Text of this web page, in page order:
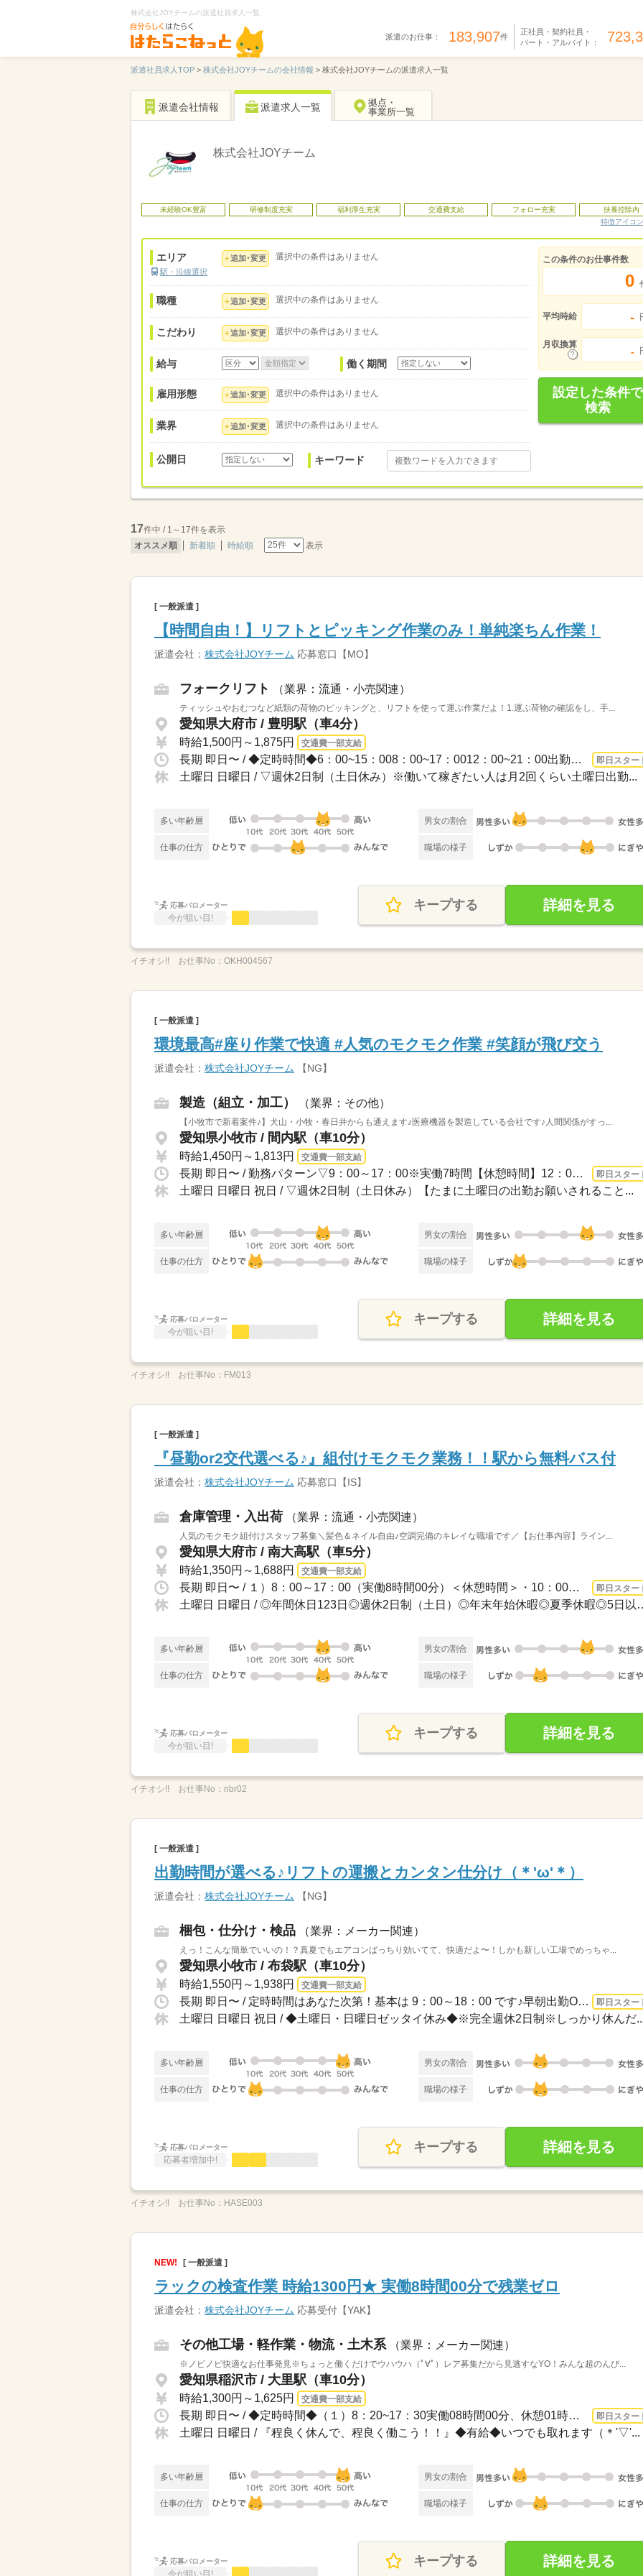
株式会社JOYチームの派遣社員求人一覧
派遣のお仕事： 183,907件
正社員・契約社員・
パート・アルバイト：
派遣社員求人TOP > 株式会社JOYチームの会社情報 > 株式会社JOYチームの派遣求人一覧
派遣会社情報 派遣求人一覧
拠点・
事業所一覧
株式会社JOYチーム
未経験OK豊富 研修制度充実 福利厚生充実 交通費支給 フォロー充実
扶養控除内
特徴アイコ
エリア
駅・沿線選択
追加･変更 選択中の条件はありません
職種 追加･変更 選択中の条件はありません
こだわり 追加･変更 選択中の条件はありません
給与 働く期間
雇用形態 追加･変更 選択中の条件はありません
業界 追加･変更 選択中の条件はありません
公開日 キーワード
この条件のお仕事件数
0
平均時給 -
月収換算
-
設定した条件で
検索
17件中 / 1～17件を表示
オススメ順
新着順 時給順 表示
[ 一般派遣 ]
【時間自由！】リフトとピッキング作業のみ！単純楽ちん作業！
派遣会社： 株式会社JOYチーム 応募窓口【MO】
フォークリフト （業界：流通・小売関連）
ティッシュやおむつなど紙類の荷物のピッキングと、リフトを使って運ぶ作業だよ！1.運ぶ荷物の確認をし、手...
愛知県大府市 / 豊明駅（車4分）
時給1,500円～1,875円 交通費一部支給
長期 即日〜 / ◆定時時間◆6：00~15：008：00~17：0012：00~21：00出勤時間は選択可能... 即日スター
土曜日 日曜日 / ▽週休2日制（土日休み）※働いて稼ぎたい人は月2回くらい土曜日出勤...
多い年齢層 男女の割合
仕事の仕方 職場の様子
応募バロメーター
今が狙い目!
キープする 詳細を見る
イチオシ!! お仕事No： OKH004567
[ 一般派遣 ]
環境最高#座り作業で快適 #人気のモクモク作業 #笑顔が飛び交う
派遣会社： 株式会社JOYチーム 【NG】
製造（組立・加工） （業界：その他）
【小牧市で新着案件♪】犬山・小牧・春日井からも通えます♪医療機器を製造している会社です♪人間関係がすっ...
愛知県小牧市 / 間内駅（車10分）
時給1,450円～1,813円 交通費一部支給
長期 即日〜 / 勤務パターン▽9：00～17：00※実働7時間【休憩時間】12：00～13：00計60... 即日スター
土曜日 日曜日 祝日 / ▽週休2日制（土日休み）【たまに土曜日の出勤お願いされること...
多い年齢層 男女の割合
仕事の仕方 職場の様子
応募バロメーター
今が狙い目!
キープする 詳細を見る
イチオシ!! お仕事No： FM013
[ 一般派遣 ]
『昼勤or2交代選べる♪』組付けモクモク業務！！駅から無料バス付
派遣会社： 株式会社JOYチーム 応募窓口【IS】
倉庫管理・入出荷 （業界：流通・小売関連）
人気のモクモク組付けスタッフ募集＼髪色＆ネイル自由♪空調完備のキレイな職場です／【お仕事内容】ライン...
愛知県大府市 / 南大高駅（車5分）
時給1,350円～1,688円 交通費一部支給
長期 即日〜 / １）8：00～17：00（実働8時間00分）＜休憩時間＞・10：00～10：10・12... 即日スター
土曜日 日曜日 / ◎年間休日
多い年齢層 男女の割合
仕事の仕方 職場の様子
応募バロメーター
今が狙い目!
キープする 詳細を見る
イチオシ!! お仕事No： nbr02
[ 一般派遣 ]
出勤時間が選べる♪リフトの運搬とカンタン仕分け（＊'ω'＊）
派遣会社： 株式会社JOYチーム 【NG】
梱包・仕分け・検品 （業界：メーカー関連）
えっ！こんな簡単でいいの！？真夏でもエアコンばっちり効いてて、快適だよ〜！しかも新しい工場でめっちゃ...
愛知県小牧市 / 布袋駅（車10分）
時給1,550円～1,938円 交通費一部支給
長期 即日〜 / 定時時間はあなた次第！基本は 9：00～18：00 です♪早朝出勤OK！お昼か... 即日スター
土曜日 日曜日 祝日 / ◆土曜日・日曜日ゼッタイ休み◆※完全週休2日制※しっかり休んだ
多い年齢層 男女の割合
仕事の仕方 職場の様子
応募バロメーター
応募者増加中!
キープする 詳細を見る
イチオシ!! お仕事No： HASE003
NEW! [ 一般派遣 ]
ラックの検査作業 時給1300円★ 実働8時間00分で残業ゼロ
派遣会社： 株式会社JOYチーム 応募受付【YAK】
その他工場・軽作業・物流・土木系 （業界：メーカー関連）
※ノビノビ快適なお仕事発見※ちょっと働くだけでウハウハ（ﾟ∀ﾟ）レア募集だから見逃すなYO！みんな超のんび...
愛知県稲沢市 / 大里駅（車10分）
時給1,300円～1,625円 交通費一部支給
長期 即日〜 / ◆定時時間◆（１）8：20~17：30実働08時間00分、休憩01時間10分（午前10... 即日スター
土曜日 日曜日 / 『程良く休んで、程良く働こう！！』◆有給◆いつでも取れます（＊'▽'...
多い年齢層 男女の割合
仕事の仕方 職場の様子
応募バロメーター
今が狙い目!
キープする 詳細を見る